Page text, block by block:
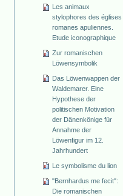
Les animaux
stylophores des églises
romanes apuliennes.
Etude iconographique
Zur romanischen
Löwensymbolik
Das Löwenwappen der
Waldemarer. Eine
Hypothese der
politischen Motivation
der Dänenkönige für
Annahme der
Löwenfigur im 12.
Jahrhundert
Le symbolisme du lion
"Bernhardus me fecit":
Die romanischen